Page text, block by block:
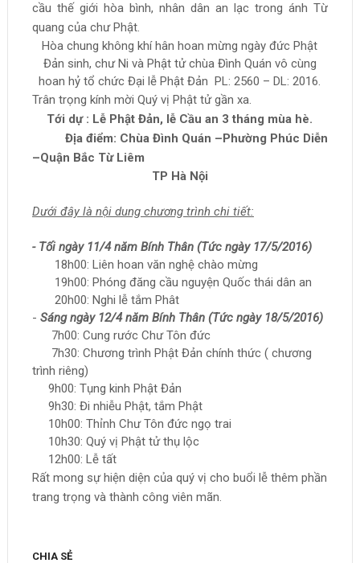
cầu thế giới hòa bình, nhân dân an lạc trong ánh Từ
quang của chư Phật.
Hòa chung không khí hân hoan mừng ngày đức Phật
Đản sinh, chư Ni và Phật tử chùa Đình Quán vô cùng
hoan hỷ tổ chức Đại lễ Phật Đản PL: 2560 – DL: 2016.
Trân trọng kính mời Quý vị Phật tử gần xa.
Tới dự : Lễ Phật Đản, lễ Cầu an 3 tháng mùa hè.
Địa điểm: Chùa Đình Quán –Phường Phúc Diễn
–Quận Bắc Từ Liêm
TP Hà Nội
Dưới đây là nội dung chương trình chi tiết:
- Tối ngày 11/4 năm Bính Thân (Tức ngày 17/5/2016)
18h00: Liên hoan văn nghệ chào mừng
19h00: Phóng đăng cầu nguyện Quốc thái dân an
20h00: Nghi lễ tắm Phât
- Sáng ngày 12/4 năm Bính Thân (Tức ngày 18/5/2016)
7h00: Cung rước Chư Tôn đức
7h30: Chương trình Phật Đản chính thức ( chương
trình riêng)
9h00: Tụng kinh Phật Đản
9h30: Đi nhiễu Phật, tắm Phật
10h00: Thỉnh Chư Tôn đức ngọ trai
10h30: Quý vị Phật tử thụ lộc
12h00: Lễ tất
Rất mong sự hiện diện của quý vị cho buổi lễ thêm phần
trang trọng và thành công viên mãn.
CHIA SẺ